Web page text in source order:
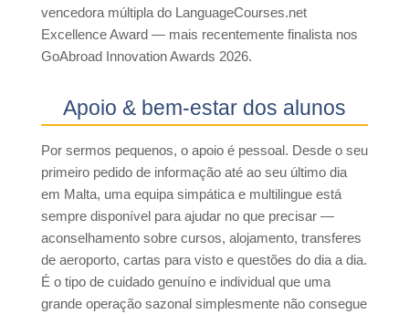
vencedora múltipla do LanguageCourses.net
Excellence Award — mais recentemente finalista nos
GoAbroad Innovation Awards 2026.
Apoio & bem-estar dos alunos
Por sermos pequenos, o apoio é pessoal. Desde o seu
primeiro pedido de informação até ao seu último dia
em Malta, uma equipa simpática e multilingue está
sempre disponível para ajudar no que precisar —
aconselhamento sobre cursos, alojamento, transferes
de aeroporto, cartas para visto e questões do dia a dia.
É o tipo de cuidado genuíno e individual que uma
grande operação sazonal simplesmente não consegue